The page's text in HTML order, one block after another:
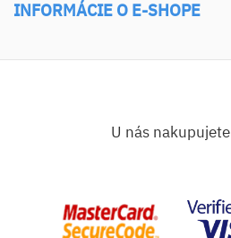
INFORMÁCIE O E-SHOPE
U nás nakupujete